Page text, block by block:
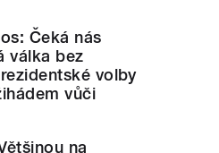
Čeká nás
válka bez
volby
vůči
na